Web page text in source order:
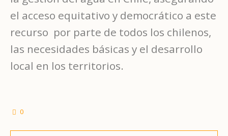
el acceso equitativo y democrático a este
recurso por parte de todos los chilenos,
las necesidades básicas y el desarrollo
local en los territorios.
0